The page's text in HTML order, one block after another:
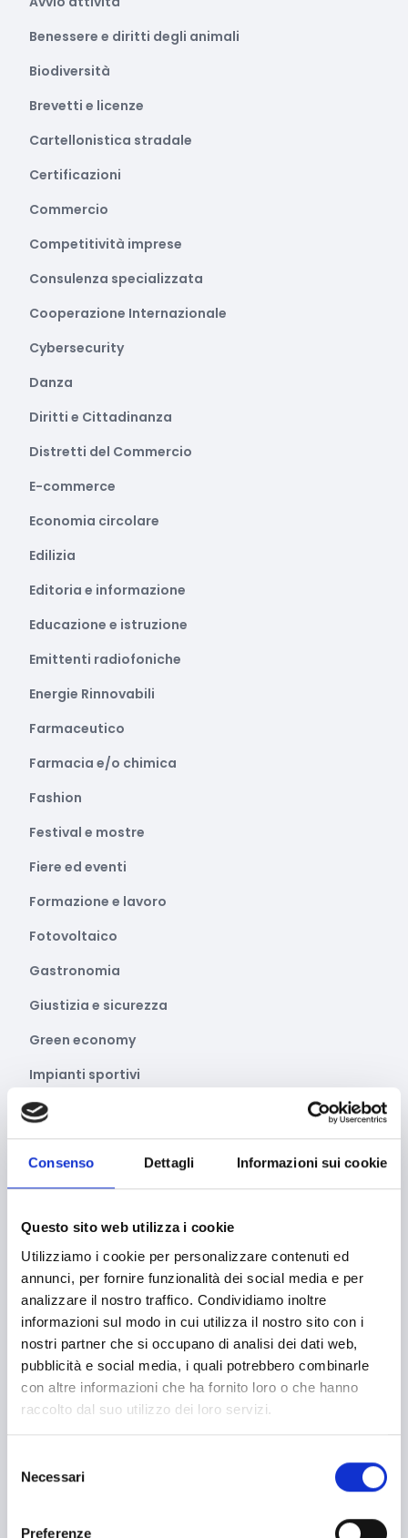
Consenso Dettagli Informazioni sui cookie
Questo sito web utilizza i cookie
Utilizziamo i cookie per personalizzare contenuti ed
annunci, per fornire funzionalità dei social media e per
analizzare il nostro traffico. Condividiamo inoltre
informazioni sul modo in cui utilizza il nostro sito con i
nostri partner che si occupano di analisi dei dati web,
pubblicità e social media, i quali potrebbero combinarle
con altre informazioni che ha fornito loro o che hanno
raccolto dal suo utilizzo dei loro servizi.
delNecessari
Preferenze
Benessere e diritti degli animali
Biodiversità
Brevetti e licenze
Cartellonistica stradale
Certificazioni
Commercio
Competitività imprese
Consulenza specializzata
Cooperazione Internazionale
Cybersecurity
Danza
Diritti e Cittadinanza
Distretti del Commercio
E-commerce
Economia circolare
Edilizia
Editoria e informazione
Educazione e istruzione
Emittenti radiofoniche
Energie Rinnovabili
Farmaceutico
Farmacia e/o chimica
Fashion
Festival e mostre
Fiere ed eventi
Formazione e lavoro
Fotovoltaico
Gastronomia
Giustizia e sicurezza
Green economy
Impianti sportivi
Imprenditoria femminile
Inclusione Sociale e Solidarietà
Internazionalizzazione
Libro e lettura
Manifatturiero
Manifestazioni culturali
Manifestazioni Sportive
Migrazione e sviluppo